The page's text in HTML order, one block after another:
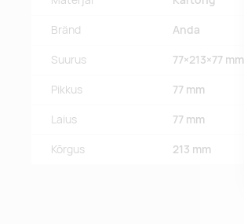
Bränd Anda
Suurus 77×213×77 mm
Pikkus 77 mm
Laius 77 mm
Kõrgus 213 mm